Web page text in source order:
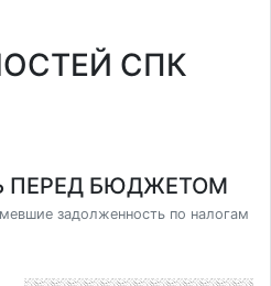
СПК
ПЕРЕД БЮДЖЕТОМ
задолженность по налогам